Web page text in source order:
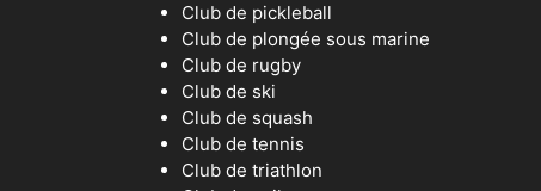
Club de pickleball
Club de plongée sous marine
Club de rugby
Club de ski
Club de squash
Club de tennis
Club de triathlon